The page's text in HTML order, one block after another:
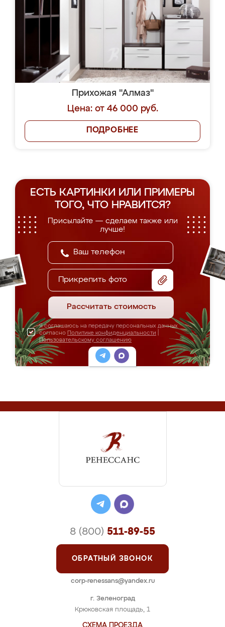
Прихожая "Алмаз"
Цена: от 46 000 руб.
ПОДРОБНЕЕ
ЕСТЬ КАРТИНКИ ИЛИ ПРИМЕРЫ
ТОГО, ЧТО НРАВИТСЯ?
Присылайте — сделаем также или
лучше!
Прикрепить фото
Рассчитать стоимость
Я соглашаюсь на передачу персональных данных
согласно Политике конфиденциальности
Пользовательскому соглашению
г. Зеленоград
Крюковская площадь, 1
СХЕМА ПРОЕЗДА
8 (800) 511-89-55
ОБРАТНЫЙ ЗВОНОК
corp-renessans@yandex.ru